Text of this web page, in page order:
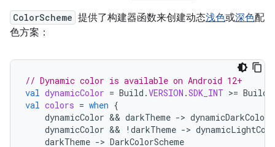
ColorScheme 提供了构建器函数来创建动态浅色或深色配
色方案：
// Dynamic color is available on Android 12+
val dynamicColor = Build .VERSION .SDK_INT >= Build
val colors = when {
dynamicColor && darkTheme ->
dynamicColor && ! darkTheme ->
darkTheme -> DarkColorScheme